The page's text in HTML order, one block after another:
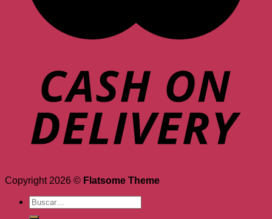
Copyright 2026 © Flatsome Theme
Buscar
por: